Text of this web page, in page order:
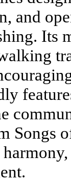
and
Its
Songs